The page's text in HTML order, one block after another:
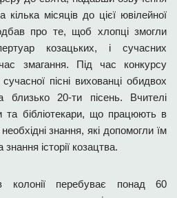
місяців до цієї ювілейної
про те, щоб хлопці змогли
козацьких, і сучасних
змагання. Під час конкурсу
пісні вихованці обидвох
близько 20-ти пісень. Вчителі
та бібліотекари, що працюють в
знання, які допомогли їм
історії козацтва.
перебуває понад 60